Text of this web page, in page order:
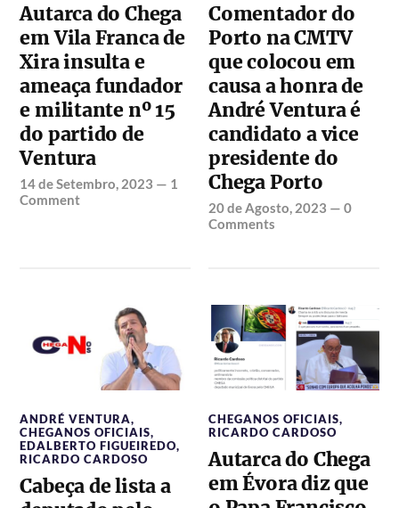
Autarca do Chega
em Vila Franca de
Xira insulta e
ameaça fundador
e militante nº 15
do partido de
Ventura
14 de Setembro, 2023 — 1
Comment
Comentador do
Porto na CMTV
que colocou em
causa a honra de
André Ventura é
candidato a vice
presidente do
Chega Porto
20 de Agosto, 2023 —0
Comments
ANDRÉ VENTURA,
CHEGANOS OFICIAIS,
EDALBERTO FIGUEIREDO,
RICARDO CARDOSO
Cabeça de lista a
CHEGANOS OFICIAIS,
RICARDO CARDOSO
Autarca do Chega
em Évora diz que